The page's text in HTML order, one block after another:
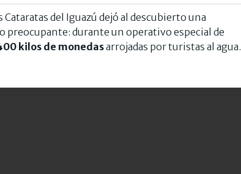
del Iguazú dejó al descubierto una
durante un operativo especial de
kilos de monedasarrojadas por turistas al agua.